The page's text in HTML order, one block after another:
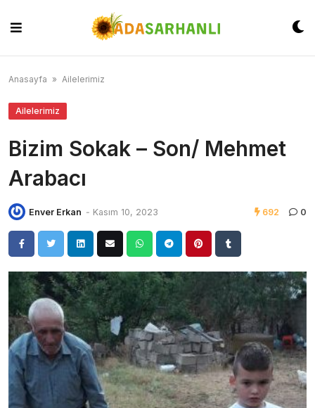
content
Anasayfa » Ailelerimiz
Ailelerimiz
Bizim Sokak – Son/ Mehmet
Arabacı
Enver Erkan - Kasım 10, 2023 692 0